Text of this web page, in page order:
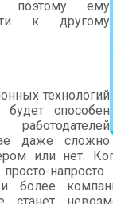
поэтому ему
к другому
технологий
способен
даже сложно
или нет.